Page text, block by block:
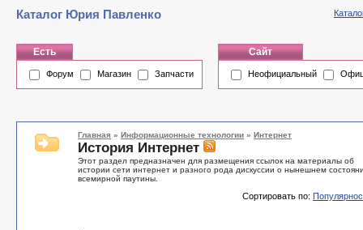
Каталог Юрия Павленко
Есть
Форум Магазин Запчасти
Сайт
Неофициальный
Главная » Информационные технологии » Интернет
История Интернет
Этот раздел предназначен для размещения ссылок на материалы об
истории сети интернет и разного рода дискуссии о нынешнем
всемирной паутины.
Сортировать по: